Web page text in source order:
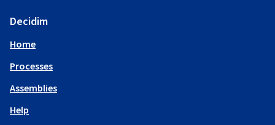
Decidim
Home
Processes
Assemblies
Help